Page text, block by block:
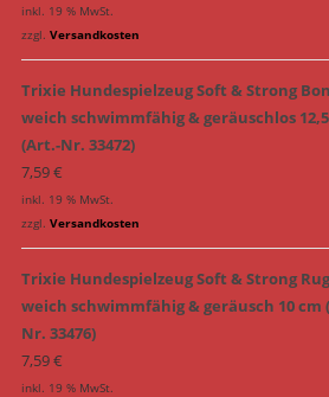
inkl. 19 % MwSt.
zzgl. Versandkosten
Trixie Hundespielzeug Soft & Strong
weich schwimmfähig & geräuschlos
(Art.-Nr. 33472)
7,59€
inkl. 19 % MwSt.
zzgl. Versandkosten
Trixie Hundespielzeug Soft & Strong
weich schwimmfähig & geräusch 10 cm
Nr. 33476)
7,59€
inkl. 19 % MwSt.